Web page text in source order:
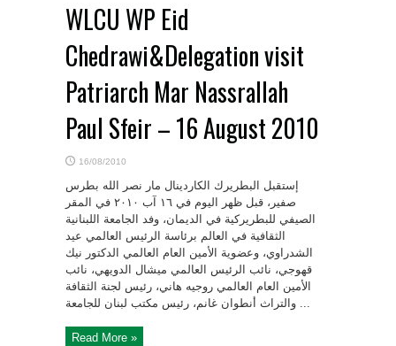
WLCU WP Eid
Chedrawi&Delegation visit
Patriarch Mar Nassrallah
Paul Sfeir – 16 August 2010
16/08/2010
إستقبل البطريرك الكاردينال مار نصر الله بطرس
صفير، قبل ظهر اليوم في ١٦ آب ٢٠١٠ في المقر
الصيفي ‏للبطريركية في الديمان، وفد الجامعة اللبنانية
الثقافية في العالم برئاسة الرئيس العالمي عيد
الشدراوي، ‏وعضوية الأمين العام العالمي الدكتور نيك
قهوجي، نائب الرئيس العالمي ميشال الدويهي، نائب
الأمين العام ‏العالمي روجيه هاني، رئيس لجنة الثقافة
والتراث أنطوان غانم، رئيس مكتب لبنان للجامعة ...
Read More »